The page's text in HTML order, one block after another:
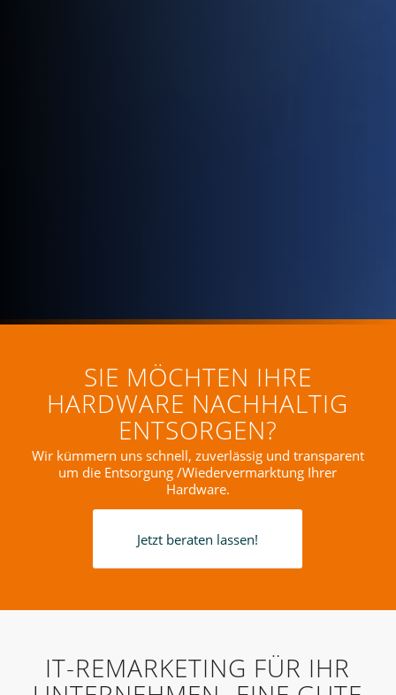
SIE MÖCHTEN IHRE
HARDWARE NACHHALTIG
ENTSORGEN?
Wir kümmern uns schnell, zuverlässig und transparent
um die Entsorgung /Wiedervermarktung Ihrer
Hardware.
Jetzt beraten lassen!
IT-REMARKETING FÜR IHR